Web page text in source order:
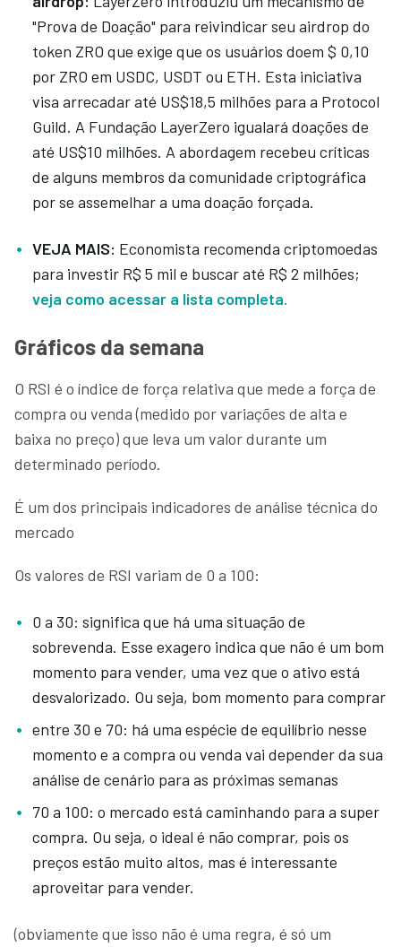
"Prova de Doação" para reivindicar seu airdrop do
token ZRO que exige que os usuários doem $ 0,10
por ZRO em USDC, USDT ou ETH. Esta iniciativa
visa arrecadar até US$18,5 milhões para a Protocol
Guild. A Fundação LayerZero igualará doações de
até US$10 milhões. A abordagem recebeu críticas
de alguns membros da comunidade criptográfica
por se assemelhar a uma doação forçada.
VEJA MAIS: Economista recomenda criptomoedas
para investir R$ 5 mil e buscar até R$ 2 milhões;
veja como acessar a lista completa.
Gráficos da semana
O RSI é o índice de força relativa que mede a força de
compra ou venda (medido por variações de alta e
baixa no preço) que leva um valor durante um
determinado período.
É um dos principais indicadores de análise técnica do
mercado
Os valores de RSI variam de 0 a 100:
0 a 30: significa que há uma situação de
sobrevenda. Esse exagero indica que não é um bom
momento para vender, uma vez que o ativo está
desvalorizado. Ou seja, bom momento para comprar
entre 30 e 70: há uma espécie de equilíbrio nesse
momento e a compra ou venda vai depender da sua
análise de cenário para as próximas semanas
70 a 100: o mercado está caminhando para a super
compra. Ou seja, o ideal é não comprar, pois os
preços estão muito altos, mas é interessante
aproveitar para vender.
(obviamente que isso não é uma regra, é só um